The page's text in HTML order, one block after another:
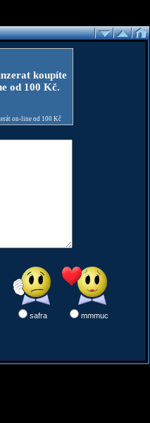
koupíte
od 100 Kč.
on-line od 100 Kč
safra
mmmuc